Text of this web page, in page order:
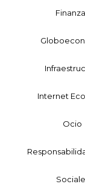
Internet
Ocio